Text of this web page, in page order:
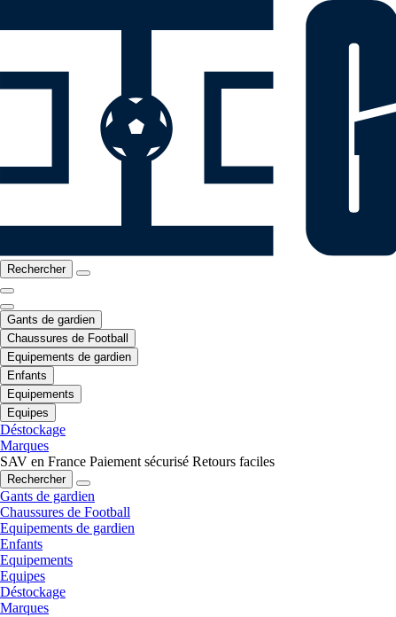
Rechercher
Gants de gardien
Chaussures de Football
Equipements de gardien
Enfants
Equipements
Equipes
Déstockage
Marques
SAV en France Paiement sécurisé Retours faciles
Rechercher
Gants de gardien
Chaussures de Football
Equipements de gardien
Enfants
Equipements
Equipes
Déstockage
Marques